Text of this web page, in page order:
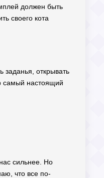
должен быть
своего кота
заданья, открывать
самый настоящий
сильнее. Но
что все по-